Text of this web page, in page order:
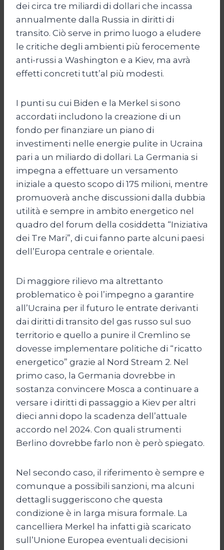
dei circa tre miliardi di dollari che incassa
annualmente dalla Russia in diritti di
transito. Ciò serve in primo luogo a eludere
le critiche degli ambienti più ferocemente
anti-russi a Washington e a Kiev, ma avrà
effetti concreti tutt’al più modesti.
I punti su cui Biden e la Merkel si sono
accordati includono la creazione di un
fondo per finanziare un piano di
investimenti nelle energie pulite in Ucraina
pari a un miliardo di dollari. La Germania si
impegna a effettuare un versamento
iniziale a questo scopo di 175 milioni, mentre
promuoverà anche discussioni dalla dubbia
utilità e sempre in ambito energetico nel
quadro del forum della cosiddetta “Iniziativa
dei Tre Mari”, di cui fanno parte alcuni paesi
dell’Europa centrale e orientale.
Di maggiore rilievo ma altrettanto
problematico è poi l’impegno a garantire
all’Ucraina per il futuro le entrate derivanti
dai diritti di transito del gas russo sul suo
territorio e quello a punire il Cremlino se
dovesse implementare politiche di “ricatto
energetico” grazie al Nord Stream 2. Nel
primo caso, la Germania dovrebbe in
sostanza convincere Mosca a continuare a
versare i diritti di passaggio a Kiev per altri
dieci anni dopo la scadenza dell’attuale
accordo nel 2024. Con quali strumenti
Berlino dovrebbe farlo non è però spiegato.
Nel secondo caso, il riferimento è sempre e
comunque a possibili sanzioni, ma alcuni
dettagli suggeriscono che questa
condizione è in larga misura formale. La
cancelliera Merkel ha infatti già scaricato
sull’Unione Europea eventuali decisioni